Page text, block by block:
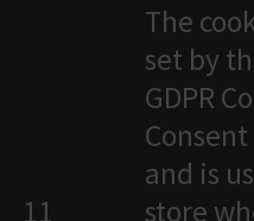
11
The
set by
GDPR
and is
store